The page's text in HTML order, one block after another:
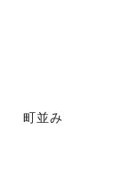
町並み